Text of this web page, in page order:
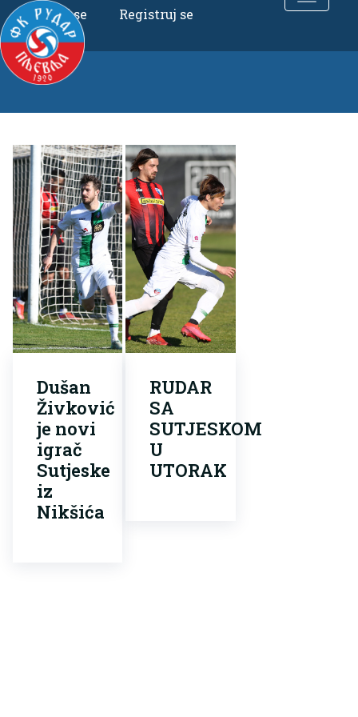
Uloguj se Registruj se
Dušan
Živković
je novi
igrač
Sutjeske
iz
Nikšića
RUDAR
SA
SUTJESKOM
U
UTORAK